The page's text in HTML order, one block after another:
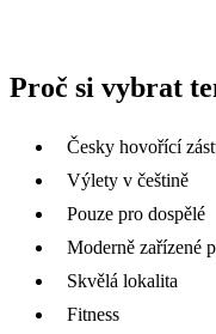
Proč si vybrat
Česky hovořící
Výlety v češtině
Pouze pro dospělé
Moderně zařízené
Skvělá lokalita
Fitness